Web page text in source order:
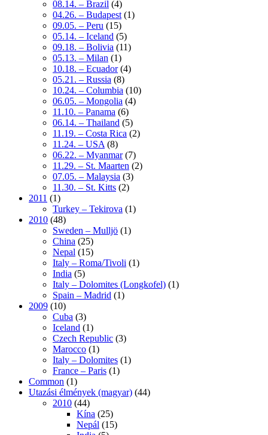
08.14. – Brazil (4)
04.26. – Budapest (1)
09.05. – Peru (15)
05.14. – Iceland (5)
09.18. – Bolivia (11)
05.13. – Milan (1)
10.18. – Ecuador(4)
05.21. – Russia (8)
10.24. – Columbia (10)
06.05. – Mongolia (4)
11.10. – Panama (6)
06.14. – Thailand (5)
11.19. – Costa Rica (2)
11.24. – USA (8)
06.22. – Myanmar(7)
11.29. – St. Maarten (2)
07.05. – Malaysia (3)
11.30. – St. Kitts (2)
2011 (1)
Turkey – Tekirova (1)
2010 (48)
Sweden – Mulljö (1)
China (25)
Nepal (15)
Italy – Roma/Tivoli (1)
India (5)
Italy – Dolomites (Longkofel) (1)
Spain – Madrid (1)
2009 (10)
Cuba (3)
Iceland (1)
Czech Republic (3)
Marocco (1)
Italy – Dolomites (1)
France – Paris (1)
Common (1)
Utazási élmények (magyar) (44)
2010 (44)
Kína (25)
Nepál (15)